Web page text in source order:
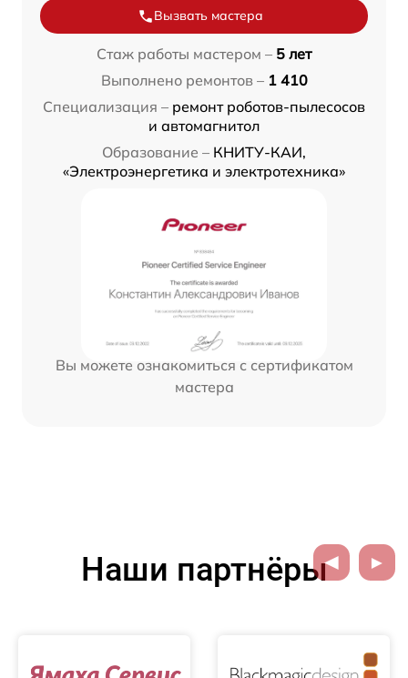
Вызвать мастера
Стаж работы мастером – 5 лет
Выполнено ремонтов – 1 410
Специализация – ремонт роботов-пылесосов
и автомагнитол
Образование – КНИТУ-КАИ,
«Электроэнергетика и электротехника»
Вы можете ознакомиться с сертификатом
мастера
Наши партнёры